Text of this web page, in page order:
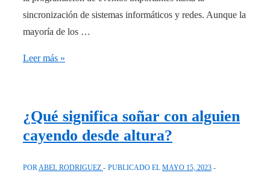
sincronización de sistemas informáticos y redes. Aunque la
mayoría de los …
Cambia
tu
computadora
Leer más »
¿Qué significa soñar con alguien
cayendo desde altura?
PORABEL RODRIGUEZ PUBLICADO EL MAYO 15, 2023